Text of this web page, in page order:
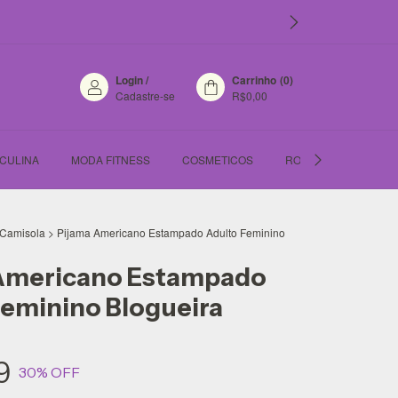
Login/
Cadastre-se
Carrinho (0)
R$0,00
MODA FITNESS COSMETICOS ROUPA FEMININA
> Pijama Americano Estampado Adulto Feminino
Estampado
Blogueira
30% OFF